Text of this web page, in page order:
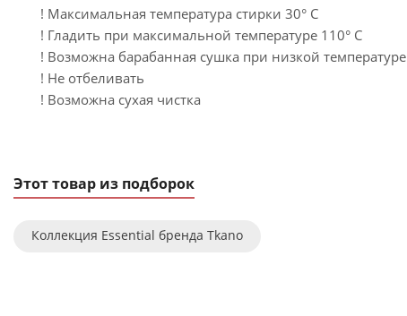
! Максимальная температура стирки 30° C
! Гладить при максимальной температуре 110° C
! Возможна барабанная сушка при низкой температуре
! Не отбеливать
! Возможна сухая чистка
Этот товар из подборок
Коллекция Essential бренда Tkano